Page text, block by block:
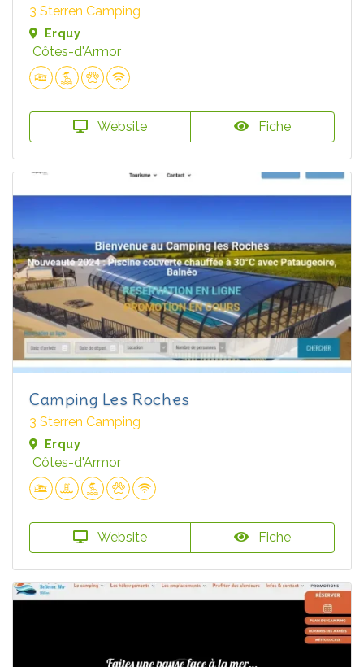
3 Sterren Camping
Erquy
Côtes-d'Armor
Website Fiche
Camping Les Roches
3 Sterren Camping
Erquy
Côtes-d'Armor
Website Fiche